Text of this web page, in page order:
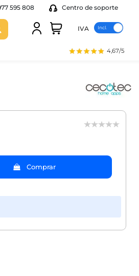
595 808 Centro de soporte
IVA
4,67/5
Comprar